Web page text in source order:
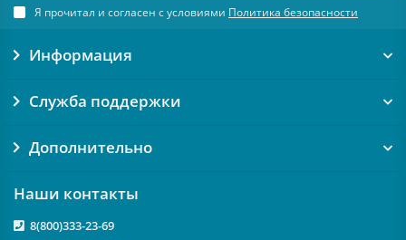
Я прочитал и согласен с условиями Политика безопасности
Информация
Служба поддержки
Дополнительно
Наши контакты
8(800)333-23-69